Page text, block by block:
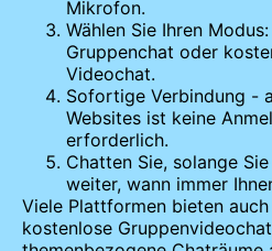
Mikrofon.
Wählen Sie Ihren
Gruppenchat oder
Videochat.
Sofortige Verbindung -
Websites ist keine
erforderlich.
Chatten Sie, solange
weiter, wann immer
Viele Plattformen bieten
kostenlose